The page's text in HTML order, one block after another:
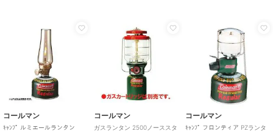
コールマン
ｷｬﾝﾌﾟ ルミエールランタン
コールマン
ガスランタン 2500ノーススタ
コールマン
ｷｬﾝﾌﾟ フロンティア PZランタ